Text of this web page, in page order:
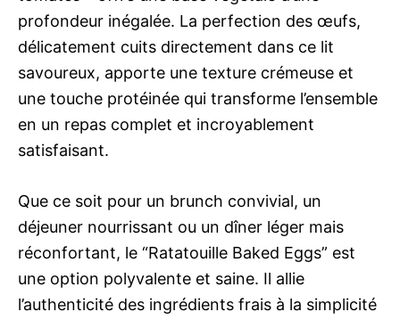
profondeur inégalée. La perfection des œufs,
délicatement cuits directement dans ce lit
savoureux, apporte une texture crémeuse et
une touche protéinée qui transforme l’ensemble
en un repas complet et incroyablement
satisfaisant.
Que ce soit pour un brunch convivial, un
déjeuner nourrissant ou un dîner léger mais
réconfortant, le “Ratatouille Baked Eggs” est
une option polyvalente et saine. Il allie
l’authenticité des ingrédients frais à la simplicité